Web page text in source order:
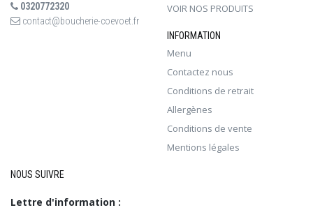
0320772320
contact@boucherie-coevoet.fr
VOIR NOS PRODUITS
INFORMATION
Menu
Contactez nous
Conditions de retrait
Allergènes
Conditions de vente
Mentions légales
NOUS SUIVRE
Lettre d'information :